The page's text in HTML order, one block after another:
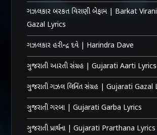
ગઝલકાર બરકત વિરાણી બેફામ | Barkat
Gazal Lyrics
ગઝલકાર હરીન્દ્ર દવે | Harindra Dave
ગુજરાતી આરતી સંગ્રહ | Gujarati Aarti Lyrics
ગુજરાતી ગઝલ લિખિત સંગ્રહ | Gujarati Gazal
ગુજરાતી ગરબા | Gujarati Garba Lyrics
ગુજરાતી પ્રાર્થના | Gujarati Prarthana Lyrics